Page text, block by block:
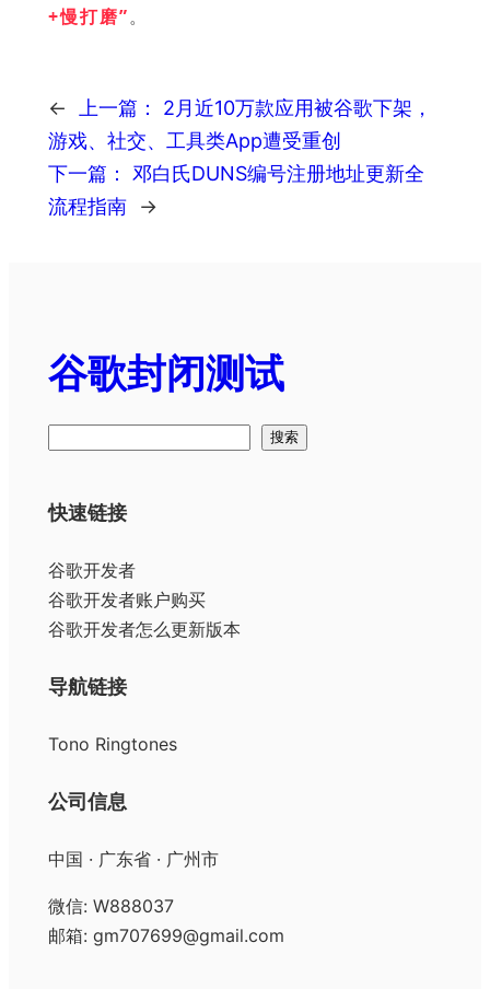
+慢打磨”。
← 上一篇：
2月近10万款应用被谷歌下架，
游戏、社交、工具类App遭受重创
下一篇：
邓白氏DUNS编号注册地址更新全
流程指南
→
谷歌封闭测试
搜索
快速链接
谷歌开发者
谷歌开发者账户购买
谷歌开发者怎么更新版本
导航链接
Tono Ringtones
公司信息
中国 · 广东省 · 广州市
微信: W888037
邮箱: gm707699@gmail.com